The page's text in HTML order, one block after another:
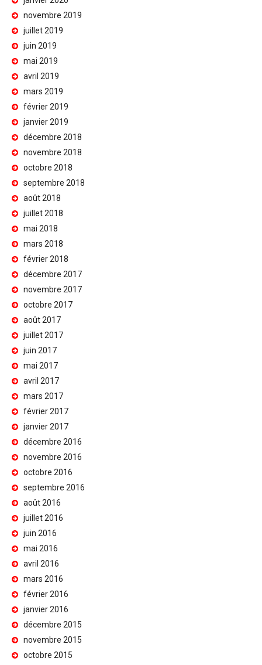
novembre 2019
juillet 2019
juin 2019
mai 2019
avril 2019
mars 2019
février 2019
janvier 2019
décembre 2018
novembre 2018
octobre 2018
septembre 2018
août 2018
juillet 2018
mai 2018
mars 2018
février 2018
décembre 2017
novembre 2017
octobre 2017
août 2017
juillet 2017
juin 2017
mai 2017
avril 2017
mars 2017
février 2017
janvier 2017
décembre 2016
novembre 2016
octobre 2016
septembre 2016
août 2016
juillet 2016
juin 2016
mai 2016
avril 2016
mars 2016
février 2016
janvier 2016
décembre 2015
novembre 2015
octobre 2015